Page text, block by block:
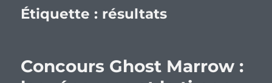
Étiquette : résultats
Concours Ghost Marrow :